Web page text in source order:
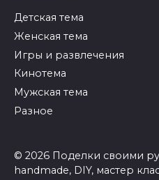
Детская тема
Женская тема
Игры и развлечения
Кинотема
Мужская тема
Разное
© 2026 Поделки своими
handmade, DIY, мастер